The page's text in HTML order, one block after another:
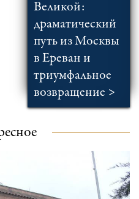
Великой:
драматический
путь из Москвы
в Ереван и
триумфальное
возвращение >